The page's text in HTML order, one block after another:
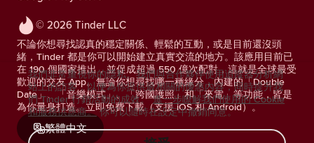
© 2026 Tinder LLC
不論你想尋找認真的穩定關係、輕鬆的互動，或是目前還沒頭
緒，Tinder 都是你可以開始建立真實交流的地方。該應用目前已
在 190 個國家推出，並促成超過 550 億次配對，這就是全球最受
歡迎的交友 App。無論你想尋找哪一種緣分，內建的「Double
Date」、「音樂模式」、「跨國護照」和「來電」等功能，皆是
為你量身打造。立即免費下載（支援 iOS 和 Android）。
繁體中文
我們非常重視你的隱私。我們與合作夥伴使用追蹤器分析網
站上的訪客，以便為你提供最相關的優惠內容，同時提升我
們 Tinder 行銷活動的成效。 進一步瞭解我們使用的 Cookie
和服務供應商。 你可以隨時在設定中撤銷同意。